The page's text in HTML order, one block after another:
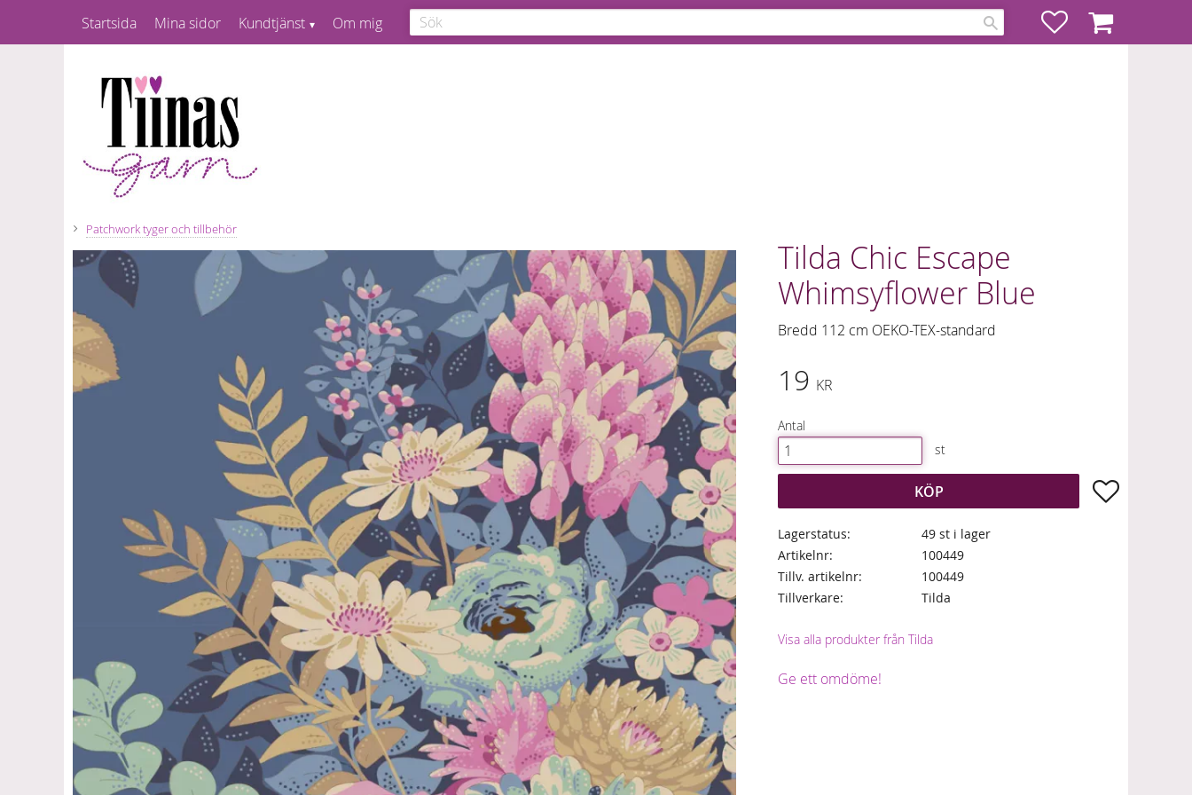
FavoriterKundvagn
Startsida Mina sidor Kundtjänst Om mig
Patchwork tyger och tillbehör
Tilda Chic Escape
Whimsyflower Blue
Bredd 112 cm OEKO-TEX-standard
19 KR
Antal
st
KÖP Lägg till i
Lagerstatus
49 st i lager
Artikelnr
100449
Tillv. artikelnr
100449
Tillverkare
Tilda
Visa alla produkter från Tilda
Ge ett omdöme!